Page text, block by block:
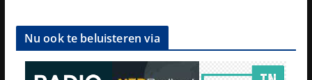
Nu ook te beluisteren via